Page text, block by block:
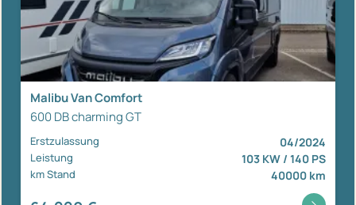
Malibu Van Comfort
600 DB charming GT
Erstzulassung 04/2024
Leistung 103 KW / 140 PS
km Stand 40000 km